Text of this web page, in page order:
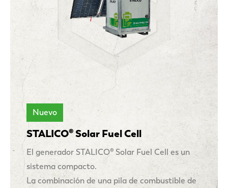
Nuevo
STALICO® Solar Fuel Cell
El generador STALICO® Solar Fuel Cell es un
sistema compacto.
La combinación de una pila de combustible de